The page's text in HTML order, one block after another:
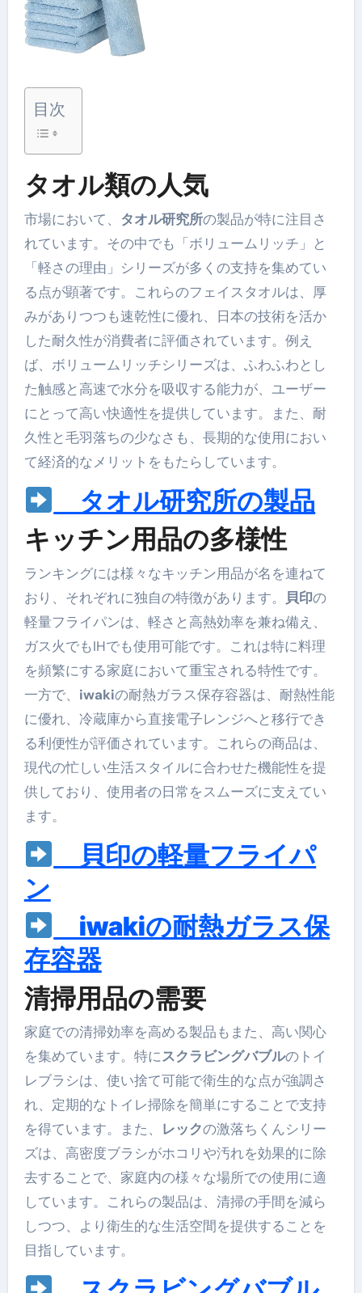
目次
タオル類の人気
市場において、 タオル研究所の製品が特に注目さ
れています。その中でも「ボリュームリッチ」と
「軽さの理由」シリーズが多くの支持を集めてい
る点が顕著です。これらのフェイスタオルは、厚
みがありつつも速乾性に優れ、日本の技術を活か
した耐久性が消費者に評価されています。例え
ば、ボリュームリッチシリーズは、ふわふわとし
た触感と高速で水分を吸収する能力が、ユーザー
にとって高い快適性を提供しています。また、耐
久性と毛羽落ちの少なさも、長期的な使用におい
て経済的なメリットをもたらしています。
タオル研究所の製品
キッチン用品の多様性
ランキングには様々なキッチン用品が名を連ねて
おり、それぞれに独自の特徴があります。
貝印の
軽量フライパンは、軽さと高熱効率を兼ね備え、
ガス火でもIHでも使用可能です。これは特に料理
を頻繁にする家庭において重宝される特性です。
一方で、 iwakiの耐熱ガラス保存容器は、耐熱性能
に優れ、冷蔵庫から直接電子レンジへと移行でき
る利便性が評価されています。これらの商品は、
現代の忙しい生活スタイルに合わせた機能性を提
供しており、使用者の日常をスムーズに支えてい
ます。
貝印の軽量フライパ
ン
iwakiの耐熱ガラス保
存容器
清掃用品の需要
家庭での清掃効率を高める製品もまた、高い関心
を集めています。特にスクラビングバブルのトイ
レブラシは、使い捨て可能で衛生的な点が強調さ
れ、定期的なトイレ掃除を簡単にすることで支持
を得ています。また、
レックの激落ちくんシリー
ズは、高密度ブラシがホコリや汚れを効果的に除
去することで、家庭内の様々な場所での使用に適
しています。これらの製品は、清掃の手間を減ら
しつつ、より衛生的な生活空間を提供することを
目指しています。